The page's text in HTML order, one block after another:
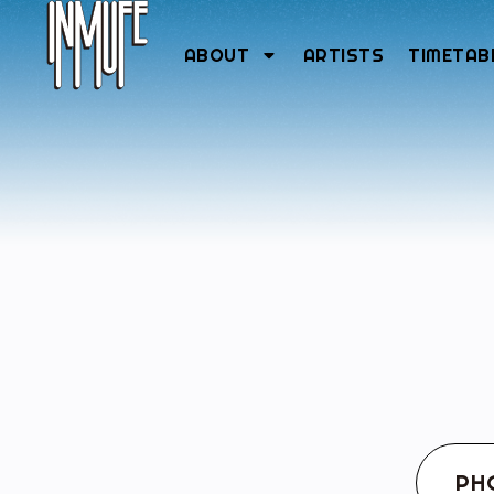
ABOUT ARTISTS